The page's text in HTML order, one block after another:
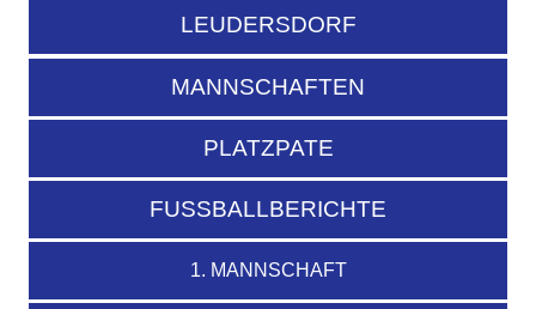
LEUDERSDORF
MANNSCHAFTEN
PLATZPATE
FUSSBALLBERICHTE
1. MANNSCHAFT